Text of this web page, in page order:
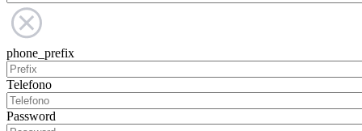
phone_prefix
Telefono
Password